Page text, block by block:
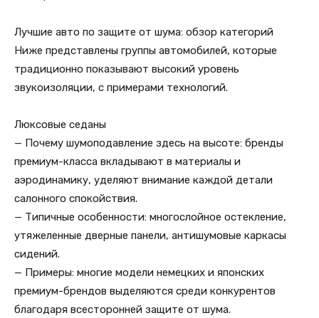
Лучшие авто по защите от шума: обзор категорий
Ниже представлены группы автомобилей, которые
традиционно показывают высокий уровень
звукоизоляции, с примерами технологий.
Люксовые седаны
— Почему шумоподавление здесь на высоте: бренды
премиум-класса вкладывают в материалы и
аэродинамику, уделяют внимание каждой детали
салонного спокойствия.
— Типичные особенности: многослойное остекление,
утяжеленные дверные панели, антишумовые каркасы
сидений.
— Примеры: многие модели немецких и японских
премиум-брендов выделяются среди конкурентов
благодаря всесторонней защите от шума.